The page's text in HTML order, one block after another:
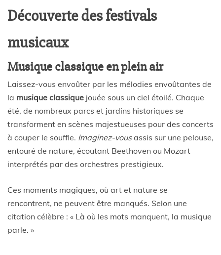
Découverte des festivals
musicaux
Musique classique en plein air
Laissez-vous envoûter par les mélodies envoûtantes de
la musique classique jouée sous un ciel étoilé. Chaque
été, de nombreux parcs et jardins historiques se
transforment en scènes majestueuses pour des concerts
à couper le souffle. Imaginez-vousassis sur une pelouse,
entouré de nature, écoutant Beethoven ou Mozart
interprétés par des orchestres prestigieux.
Ces moments magiques, où art et nature se
rencontrent, ne peuvent être manqués. Selon une
citation célèbre : « Là où les mots manquent, la musique
parle. »